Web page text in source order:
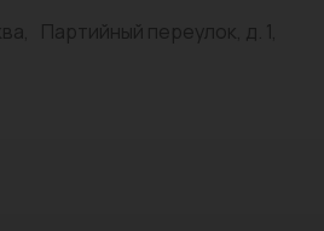
Партийный переулок, д. 1,